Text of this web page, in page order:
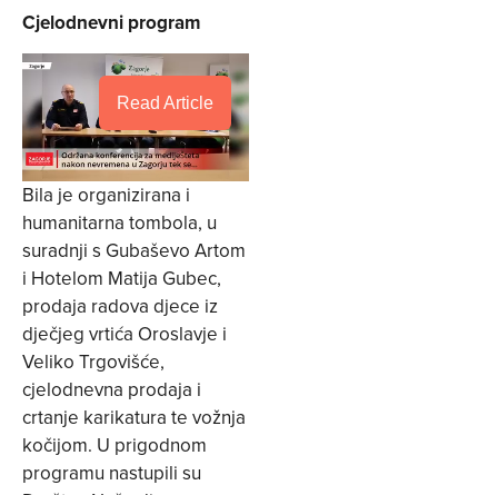
Cjelodnevni program
Read Article
Bila je organizirana i
humanitarna tombola, u
suradnji s Gubaševo Artom
i Hotelom Matija Gubec,
prodaja radova djece iz
dječjeg vrtića Oroslavje i
Veliko Trgovišće,
cjelodnevna prodaja i
crtanje karikatura te vožnja
kočijom. U prigodnom
programu nastupili su